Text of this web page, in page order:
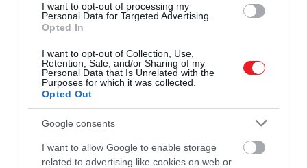
I want to opt-out of processing my
Personal Data for Targeted Advertising.
Opted In
I want to opt-out of Collection, Use,
Retention, Sale, and/or Sharing of my
Personal Data that Is Unrelated with the
Purposes for which it was collected.
Opted Out
Google consents
I want to allow Google to enable storage
related to advertising like cookies on web or